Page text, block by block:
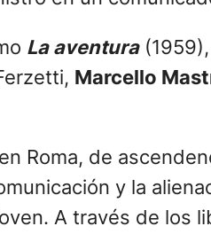
La aventura(1959),
Marcello
Roma, de
y la
A través de los